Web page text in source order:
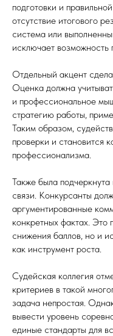
подготовки и
отсутствие итогового
система или
исключает
Отдельный акцент
Оценка должна
и профессиональное
стратегию работы,
Таким образом,
проверки и становится
профессионализма.
Также была
связи. Конкурсанты
аргументированные
конкретных фактах. Это
снижения баллов, но и
как инструмент роста.
Судейская коллегия
критериев в такой
задача непростая.
вывести уровень
единые стандарты для